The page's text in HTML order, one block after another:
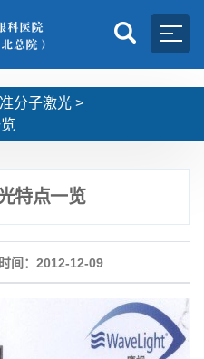
准分子激光 >
特点一览
时间：2012-12-09